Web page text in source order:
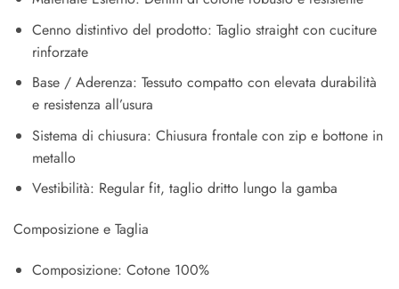
Cenno distintivo del prodotto: Taglio straight con cuciture
rinforzate
Base / Aderenza: Tessuto compatto con elevata durabilità
e resistenza all’usura
Sistema di chiusura: Chiusura frontale con zip e bottone in
metallo
Vestibilità: Regular fit, taglio dritto lungo la gamba
Composizione e Taglia
Composizione: Cotone 100%